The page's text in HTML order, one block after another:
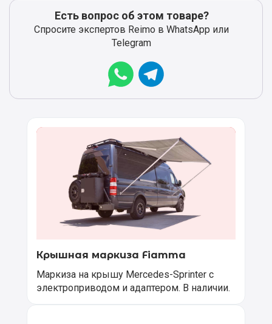
Есть вопрос об этом товаре?
Спросите экспертов Reimo в WhatsApp или
Telegram
Крышная маркиза Fiamma
Маркиза на крышу Mercedes-Sprinter с
электроприводом и адаптером. В наличии.